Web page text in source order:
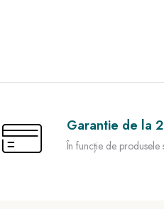
Garantie de la
În funcție de produsele